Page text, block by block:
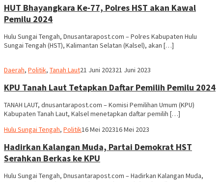
HUT Bhayangkara Ke-77, Polres HST akan Kawal
Pemilu 2024
Hulu Sungai Tengah, Dnusantarapost.com – Polres Kabupaten Hulu
Sungai Tengah (HST), Kalimantan Selatan (Kalsel), akan […]
Daerah, Politik, Tanah LautRedaksi
21 Juni 202321 Juni 2023
KPU Tanah Laut Tetapkan Daftar Pemilih Pemilu 2024
TANAH LAUT, dnusantarapost.com – Komisi Pemilihan Umum (KPU)
Kabupaten Tanah Laut, Kalsel menetapkan daftar pemilih […]
Hulu Sungai Tengah, PolitikHariadi
16 Mei 202316 Mei 2023
Hadirkan Kalangan Muda, Partai Demokrat HST
Serahkan Berkas ke KPU
Hulu Sungai Tengah, Dnusantarapost.com – Hadirkan Kalangan Muda,